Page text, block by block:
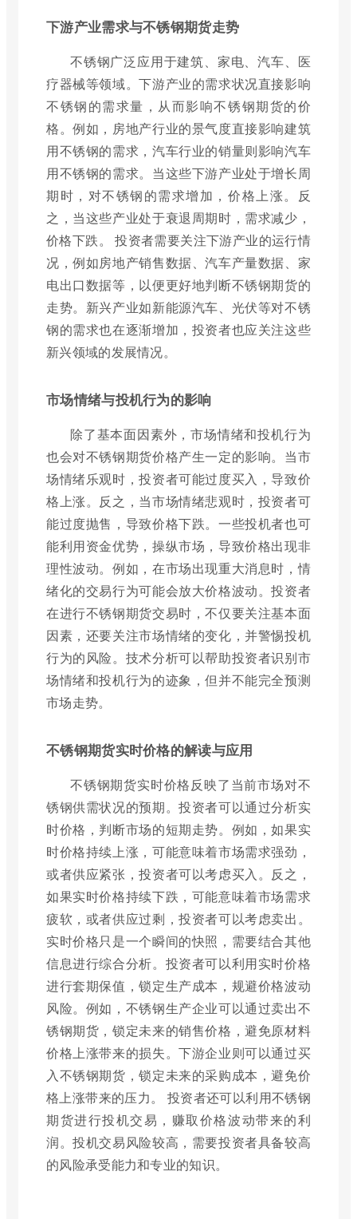
下游产业需求与不锈钢期货走势
不锈钢广泛应用于建筑、家电、汽车、医
疗器械等领域。下游产业的需求状况直接影响
不锈钢的需求量，从而影响不锈钢期货的价
格。例如，房地产行业的景气度直接影响建筑
用不锈钢的需求，汽车行业的销量则影响汽车
用不锈钢的需求。当这些下游产业处于增长周
期时，对不锈钢的需求增加，价格上涨。反
之，当这些产业处于衰退周期时，需求减少，
价格下跌。 投资者需要关注下游产业的运行情
况，例如房地产销售数据、汽车产量数据、家
电出口数据等，以便更好地判断不锈钢期货的
走势。新兴产业如新能源汽车、光伏等对不锈
钢的需求也在逐渐增加，投资者也应关注这些
新兴领域的发展情况。
市场情绪与投机行为的影响
除了基本面因素外，市场情绪和投机行为
也会对不锈钢期货价格产生一定的影响。当市
场情绪乐观时，投资者可能过度买入，导致价
格上涨。反之，当市场情绪悲观时，投资者可
能过度抛售，导致价格下跌。一些投机者也可
能利用资金优势，操纵市场，导致价格出现非
理性波动。例如，在市场出现重大消息时，情
绪化的交易行为可能会放大价格波动。投资者
在进行不锈钢期货交易时，不仅要关注基本面
因素，还要关注市场情绪的变化，并警惕投机
行为的风险。技术分析可以帮助投资者识别市
场情绪和投机行为的迹象，但并不能完全预测
市场走势。
不锈钢期货实时价格的解读与应用
不锈钢期货实时价格反映了当前市场对不
锈钢供需状况的预期。投资者可以通过分析实
时价格，判断市场的短期走势。例如，如果实
时价格持续上涨，可能意味着市场需求强劲，
或者供应紧张，投资者可以考虑买入。反之，
如果实时价格持续下跌，可能意味着市场需求
疲软，或者供应过剩，投资者可以考虑卖出。
实时价格只是一个瞬间的快照，需要结合其他
信息进行综合分析。投资者可以利用实时价格
进行套期保值，锁定生产成本，规避价格波动
风险。例如，不锈钢生产企业可以通过卖出不
锈钢期货，锁定未来的销售价格，避免原材料
价格上涨带来的损失。下游企业则可以通过买
入不锈钢期货，锁定未来的采购成本，避免价
格上涨带来的压力。 投资者还可以利用不锈钢
期货进行投机交易，赚取价格波动带来的利
润。投机交易风险较高，需要投资者具备较高
的风险承受能力和专业的知识。